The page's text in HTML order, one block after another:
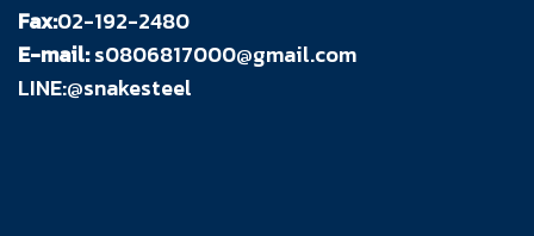
Fax:02-192-2480
E-mail:s0806817000@gmail.com
LINE:@snakesteel